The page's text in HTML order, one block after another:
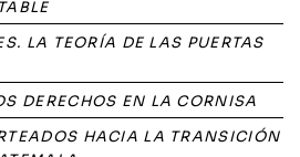
LA TEORÍA DE LAS PUERTAS
DERECHOS EN LA CORNISA
HACIA LA TRANSICIÓN